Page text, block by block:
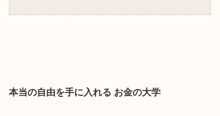
本当の自由を手に入れる お金の大学